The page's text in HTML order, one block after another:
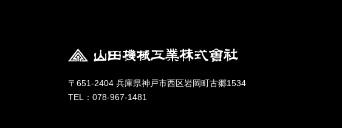
〒651-2404 兵庫県神戸市西区岩岡町古郷1534
TEL：078-967-1481